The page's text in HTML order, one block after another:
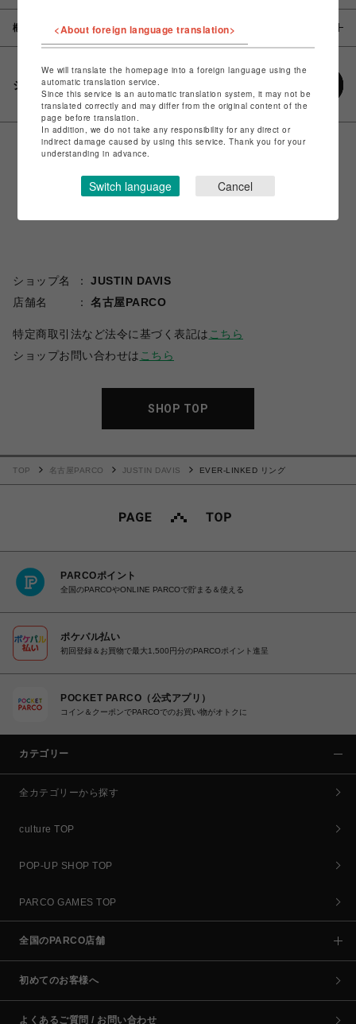
概要
シェアする
ショップ名
JUSTIN DAVIS
店舗名
名古屋PARCO
特定商取引法など法令に基づく表記は こちら
ショップお問い合わせは こちら
SHOP TOP
TOP 名古屋PARCO JUSTIN DAVIS EVER-LINKED リング
PARCOポイント
全国のPARCOやONLINE PARCOで貯まる＆使える
ポケパル払い
初回登録＆お買物で最大1,500円分のPARCOポイント進呈
POCKET PARCO（公式アプリ）
コイン＆クーポンでPARCOでのお買い物がオトクに
カテゴリー
全カテゴリーから探す
culture TOP
POP-UP SHOP TOP
PARCO GAMES TOP
全国のPARCO店舗
初めてのお客様へ
よくあるご質問 / お問い合わせ
<About foreign language translation>
We will translate the homepage into a foreign language using the
automatic translation service.
Since this service is an automatic translation system, it may not be
translated correctly and may differ from the original content of the
page before translation.
In addition, we do not take any responsibility for any direct or
indirect damage caused by using this service. Thank you for your
understanding in advance.
Switch language Cancel